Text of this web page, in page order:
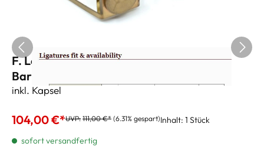
F. Louis „Pure Brass“ Blattschraube
Baritonsax – XL Messing
inkl. Kapsel
104,00 €*UVP: 111,00 €* (6.31% gespart)Inhalt: 1 Stück
sofort versandfertig